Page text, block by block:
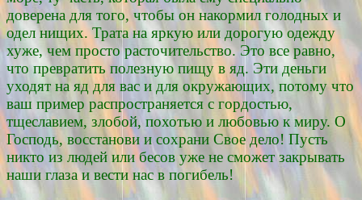
доверена для того, чтобы он накормил голодных и
одел нищих. Трата на яркую или дорогую одежду
хуже, чем просто расточительство. Это все равно,
что превратить полезную пищу в яд. Эти деньги
уходят на яд для вас и для окружающих, потому что
ваш пример распространяется с гордостью,
тщеславием, злобой, похотью и любовью к миру. О
Господь, восстанови и сохрани Свое дело! Пусть
никто из людей или бесов уже не сможет закрывать
наши глаза и вести нас в погибель!